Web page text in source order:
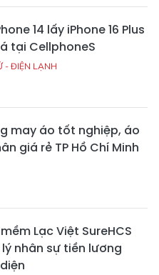
14 lấy iPhone 16 Plus
tại CellphoneS
- ĐIỆN LẠNH
may áo tốt nghiệp, áo
giá rẻ TP Hồ Chí Minh
Lạc Việt SureHCS
nhân sự tiền lương